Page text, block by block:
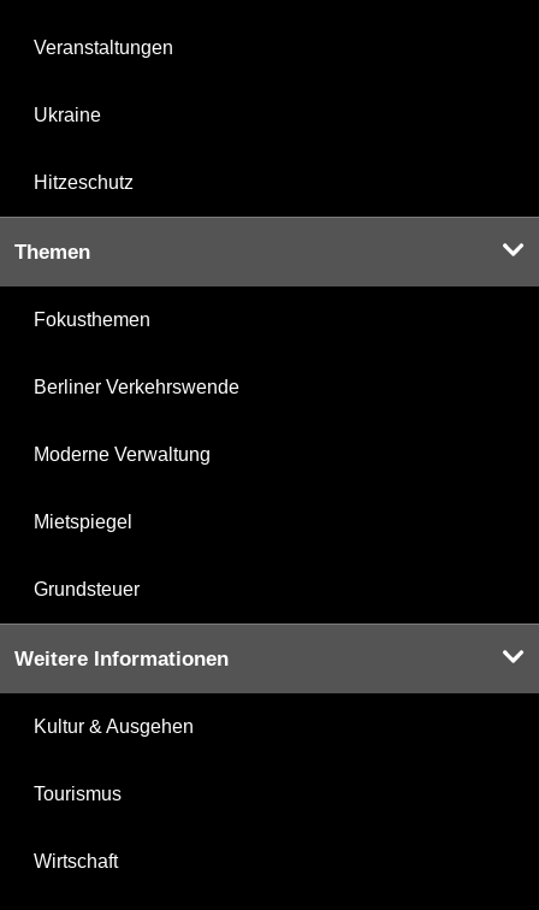
Veranstaltungen
Ukraine
Hitzeschutz
Themen
Fokusthemen
Berliner Verkehrswende
Moderne Verwaltung
Mietspiegel
Grundsteuer
Weitere Informationen
Kultur & Ausgehen
Tourismus
Wirtschaft